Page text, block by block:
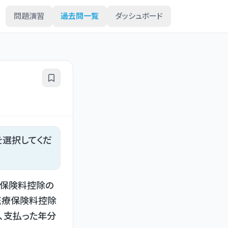
問題演習 過去問一覧 ダッシュボード
択してくだ
険料控除の
療保険料控除
支払った年分